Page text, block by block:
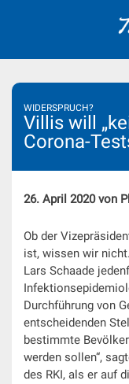
WIDERSPRUCH?
Villis will
Corona-
26. April 2020 von
Ob der
ist, wissen wir
Lars Schaade
Durchführung von
entscheidenden
bestimmte
werden sollen“,
des RKI, als er auf